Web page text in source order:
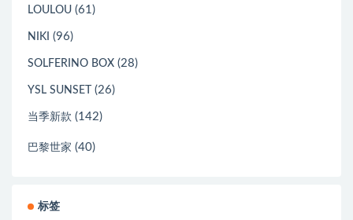
LOULOU (61)
NIKI (96)
SOLFERINO BOX (28)
YSL SUNSET (26)
当季新款 (142)
巴黎世家 (40)
标签